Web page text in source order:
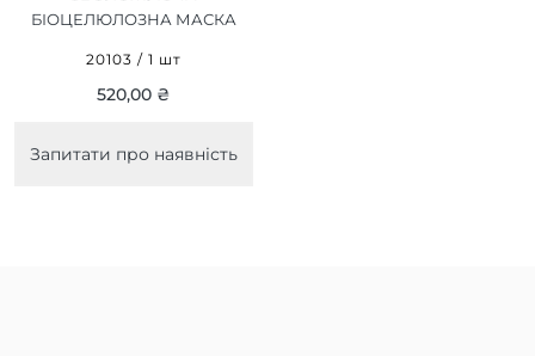
БІОЦЕЛЮЛОЗНА МАСКА
CELLULOSE MASK 1 ШТ
20103 / 1 шт
520,00 ₴
Запитати про наявність